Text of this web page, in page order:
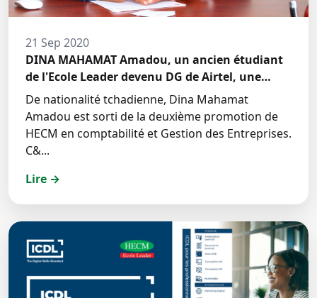
21 Sep 2020
DINA MAHAMAT Amadou, un ancien étudiant
de l'Ecole Leader devenu DG de Airtel, une
grande société de téléphonie mobile (GSM) au
Seychelles
De nationalité tchadienne, Dina Mahamat
Amadou est sorti de la deuxième promotion de
HECM en comptabilité et Gestion des Entreprises.
C&...
Lire →